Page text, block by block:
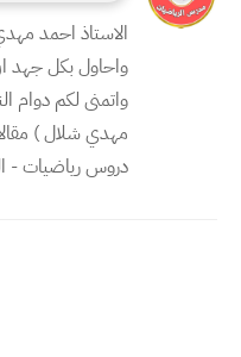
الاستاذ احمد
واحاول بكل جهد
واتمنى لكم دوام
مهدي شلال )
دروس رياضيات -